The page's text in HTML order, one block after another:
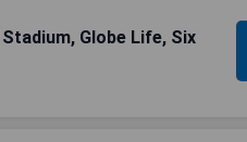
Globe Life, Six